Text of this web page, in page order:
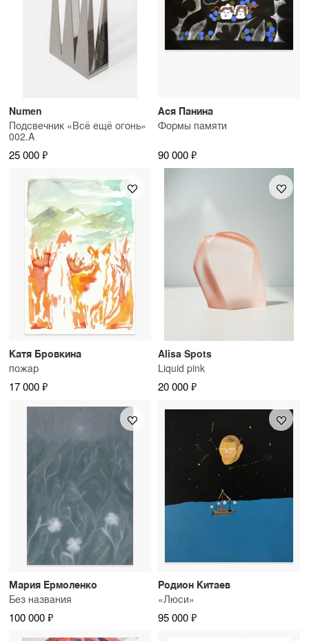
Numen
Подсвечник «Всё ещё огонь»
002.A
25 000 ₽
Ася Панина
Формы памяти
90 000 ₽
Катя Бровкина
пожар
17 000 ₽
Alisa Spots
Liquid pink
20 000 ₽
Мария Ермоленко
Без названия
100 000 ₽
Родион Китаев
«Люси»
95 000 ₽